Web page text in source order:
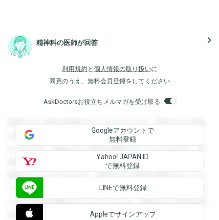
精神科の医師が回答 navigate_next
利用規約 と 個人情報の取り扱いに
同意のうえ、無料会員登録をしてください
AskDoctorsお役立ちメルマガを受け取る
登録すると回答を閲覧することができます。登録すると回答
を閲覧することができます。登録すると回答を閲覧すること
ができます。登録すると回答を閲覧することができます。登
録すると回答を閲覧することができます。登録すると回答を
閲覧することができます。登録すると回答を閲覧することが
できます。登録すると回答を閲覧することができます。登録
すると回答を閲覧することができます。登録すると回答を閲
覧することができます。
Googleアカウントで
無料登録
Yahoo! JAPAN ID
で無料登録
LINEで無料登録
Appleでサインアップ